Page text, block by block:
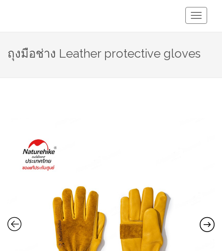
Toggle
ถุงมือช่าง Leather protective gloves